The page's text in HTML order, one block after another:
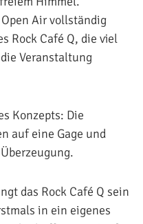
Air vollständig
Rock Café Q, die viel
Veranstaltung
Konzepts: Die
auf eine Gage und
das Rock Café Q sein
in ein eigenes